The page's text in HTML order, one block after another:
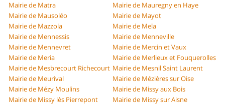
Mairie de Matra
Mairie de Mauregny en Haye
Mairie de Mausoléo
Mairie de Mayot
Mairie de Mazzola
Mairie de Mela
Mairie de Mennessis
Mairie de Menneville
Mairie de Mennevret
Mairie de Mercin et Vaux
Mairie de Meria
Mairie de Merlieux et Fouquerolles
Mairie de Mesbrecourt Richecourt Mairie de Mesnil Saint Laurent
Mairie de Meurival
Mairie de Mézières sur Oise
Mairie de Mézy Moulins
Mairie de Missy aux Bois
Mairie de Missy lès Pierrepont
Mairie de Missy sur Aisne